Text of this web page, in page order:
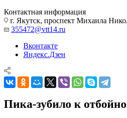
Контактная информация
г. Якутск, проспект Михаила
355472@vtt14.ru
Вконтакте
Яндекс.Дзен
Пика-зубило к